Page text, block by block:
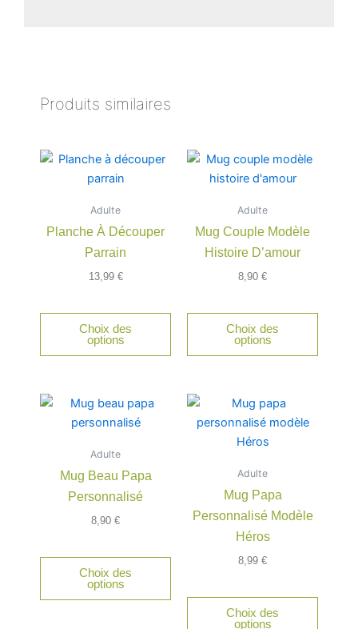
Produits similaires
Adulte
Planche À Découper
Parrain
13,99 €
Choix des
options
Adulte
Mug Couple Modèle
Histoire D’amour
8,90 €
Choix des
options
être
Adulte
Mug Beau Papa
Personnalisé
8,90 €
Choix des
options
Adulte
Mug Papa
Personnalisé Modèle
Héros
8,99 €
Choix des
options